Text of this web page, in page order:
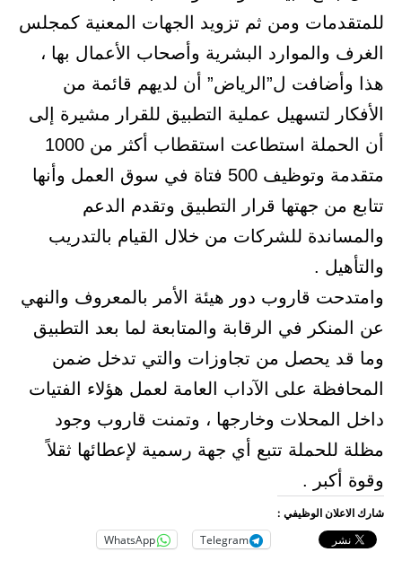
للمتقدمات ومن ثم تزويد الجهات المعنية كمجلس
الغرف والموارد البشرية وأصحاب الأعمال بها ،
هذا وأضافت ل”الرياض” أن لديهم قائمة من
الأفكار لتسهيل عملية التطبيق للقرار مشيرة إلى
أن الحملة استطاعت استقطاب أكثر من 1000
متقدمة وتوظيف 500 فتاة في سوق العمل وأنها
تتابع من جهتها قرار التطبيق وتقدم الدعم
والمساندة للشركات من خلال القيام بالتدريب
والتأهيل .
وامتدحت قاروب دور هيئة الأمر بالمعروف والنهي
عن المنكر في الرقابة والمتابعة لما بعد التطبيق
وما قد يحصل من تجاوزات والتي تدخل ضمن
المحافظة على الآداب العامة لعمل هؤلاء الفتيات
داخل المحلات وخارجها ، وتمنت قاروب وجود
مظلة للحملة تتبع أي جهة رسمية لإعطائها ثقلاً
وقوة أكبر .
شارك الاعلان الوظيفي :
Telegram
WhatsApp